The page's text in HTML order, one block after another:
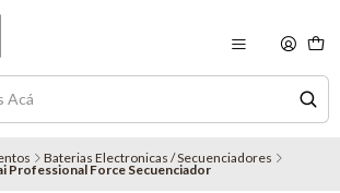
Baterias Electronicas / Secuenciadores
Professional Force Secuenciador